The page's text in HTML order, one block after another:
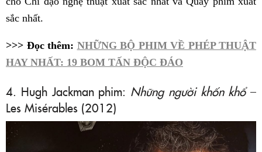
sắc nhất.
>>> Đọc thêm: NHỮNG BỘ PHIM VỀ PHÉP THUẬT
HAY NHẤT: 19 BOM TẤN ĐỘC ĐÁO
4. Hugh Jackman phim: Những người khốn khổ–
Les Misérables (2012)